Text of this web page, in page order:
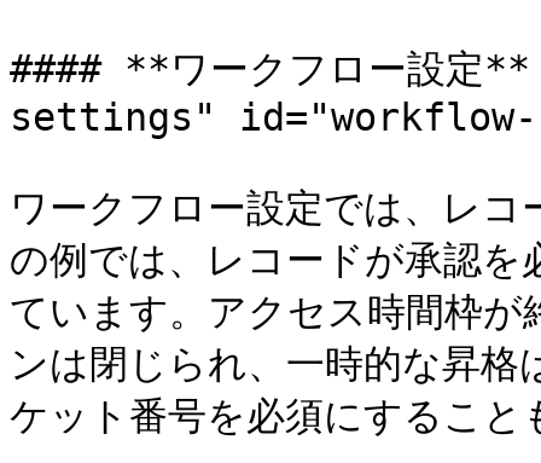
#### **ワークフロー設
settings"
ワークフロー設定では、レ
の例では、レコードが承認
ています。アクセス時間枠
ンは閉じられ、一時的な昇
ケット番号を必須にすること